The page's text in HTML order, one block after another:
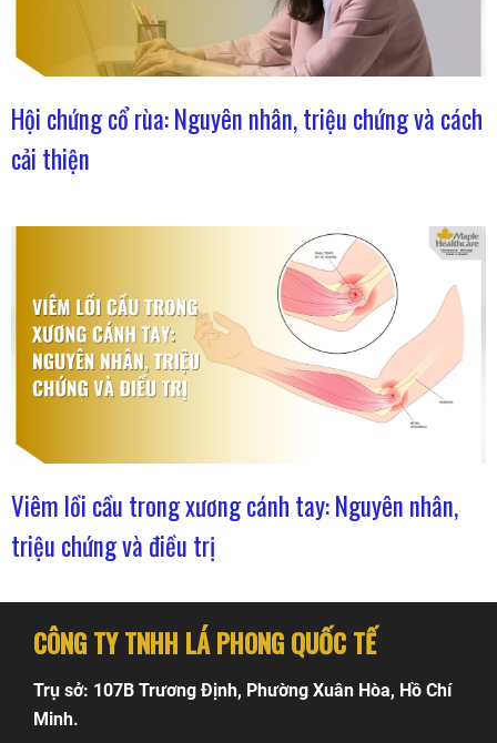
Hội chứng cổ rùa: Nguyên nhân, triệu chứng và cách
cải thiện
Viêm lồi cầu trong xương cánh tay: Nguyên nhân,
triệu chứng và điều trị
CÔNG TY TNHH LÁ PHONG QUỐC TẾ
Trụ sở: 107B Trương Định, Phường Xuân Hòa, Hồ Chí
Minh.